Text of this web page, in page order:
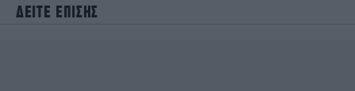
ΔΕΙΤΕ ΕΠΙΣΗΣ